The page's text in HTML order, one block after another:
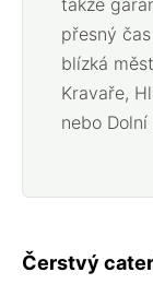
přesný
blízká
Kravaře,
nebo Dolní
Čerstvý